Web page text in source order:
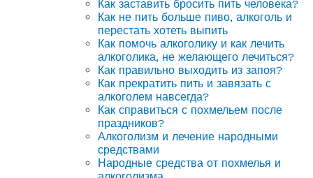
Как заставить бросить пить человека?
Как не пить больше пиво, алкоголь и
перестать хотеть выпить
Как помочь алкоголику и как лечить
алкоголика, не желающего лечиться?
Как правильно выходить из запоя?
Как прекратить пить и завязать с
алкоголем навсегда?
Как справиться с похмельем после
праздников?
Алкоголизм и лечение народными
средствами
Народные средства от похмелья и